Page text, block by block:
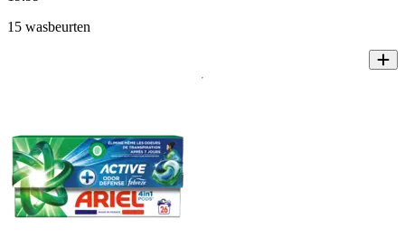
15 wasbeurten